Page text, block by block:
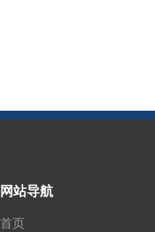
网站导航
首页